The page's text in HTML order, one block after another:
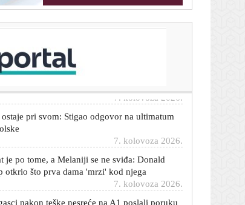
Osijeka pronađen još jedan ozlijeđeni
ostaje pri svom: Stigao odgovor na ultimatum
je po tome, a Melaniji se ne sviđa: Donald
otkrio što prva dama 'mrzi' kod njega
7. kolovoza 2026.
nakon teške nesreće na A1 poslali poruku